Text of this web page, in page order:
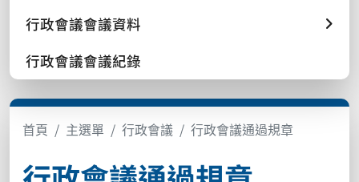
行政會議會議資料
行政會議會議紀錄
首頁 主選單 行政會議 行政會議通過規章